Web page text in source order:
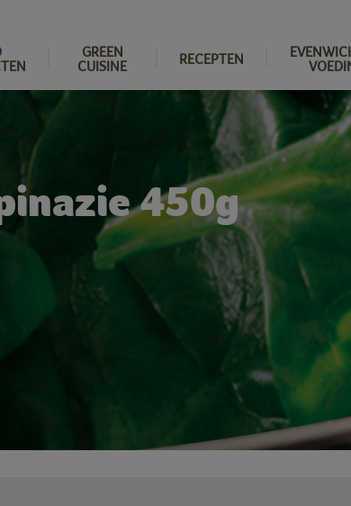
GREEN
CUISINE
RECEPTEN
450g